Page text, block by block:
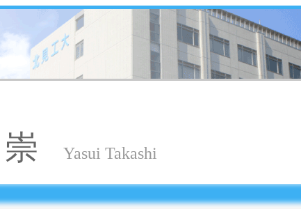
Yasui Takashi